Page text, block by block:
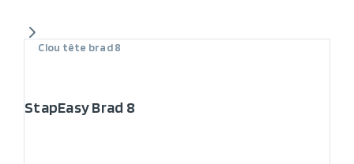
Clou tête brad 8
StapEasy Brad 8